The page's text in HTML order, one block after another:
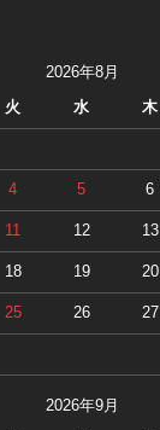
2026年8月
火 水 木
4 5 6
11 12 13
18 19 20
25 26 27
2026年9月